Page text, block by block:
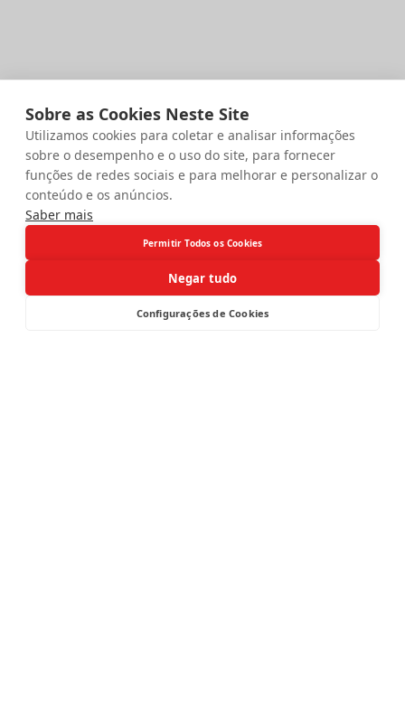
Sobre as Cookies Neste Site
Utilizamos cookies para coletar e analisar informações
sobre o desempenho e o uso do site, para fornecer
funções de redes sociais e para melhorar e personalizar o
conteúdo e os anúncios.
Saber mais
Permitir Todos os Cookies
Negar tudo
Configurações de Cookies